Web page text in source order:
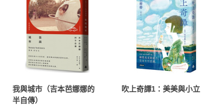
我與城市（吉本芭娜娜的
半自傳）
吹上奇譚1：美美與小立